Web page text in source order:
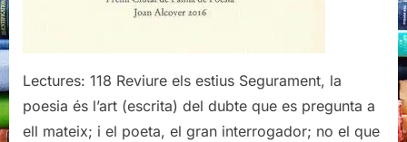
Homar
Lectures: 118 Reviure els estius Segurament, la
poesia és l’art (escrita) del dubte que es pregunta a
ell mateix; i el poeta, el gran interrogador; no el que